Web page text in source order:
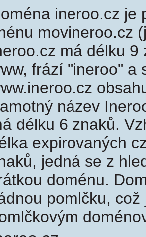
ineroo.cz je
movineroo.cz
má délku
frází "ineroo" a
název
délku 6 znaků.
expirovaných
jedná se z
doménu.
pomlčku,